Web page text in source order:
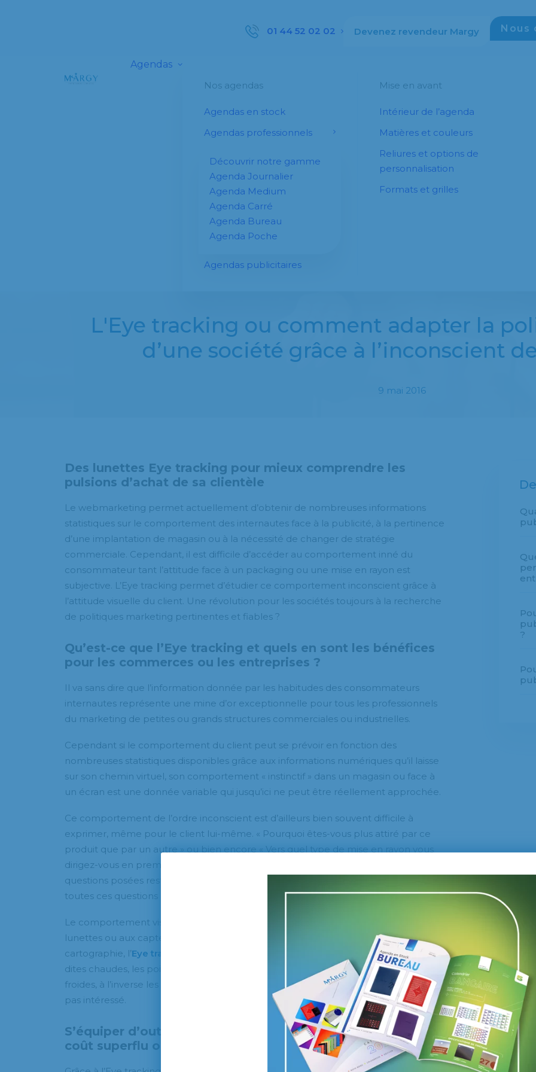
01 44 52 02 02 Devenez revendeur Margy Nous
Agendas
Nos agendas
Agendas en stock
Agendas professionnels
Découvrir notre gamme
Agenda Journalier
Agenda Medium
Agenda Carré
Agenda Bureau
Agenda Poche
Agendas publicitaires
Mise en avant
Intérieur de l’agenda
Matières et couleurs
Reliures et options de
personnalisation
Formats et grilles
L'Eye tracking ou comment adapter la
d’une société grâce à l’inconscient
9 mai 2016
Des lunettes Eye tracking pour mieux comprendre les
pulsions d’achat de sa clientèle
Le webmarketing permet actuellement d’obtenir de nombreuses informations
statistiques sur le comportement des internautes face à la publicité, à la pertinence
d’une implantation de magasin ou à la nécessité de changer de stratégie
commerciale. Cependant, il est difficile d’accéder au comportement inné du
consommateur tant l’attitude face à un packaging ou une mise en rayon est
subjective. L’Eye tracking permet d’étudier ce comportement inconscient grâce à
l’attitude visuelle du client. Une révolution pour les sociétés toujours à la recherche
de politiques marketing pertinentes et fiables ?
Qu’est-ce que l’Eye tracking et quels en sont les bénéfices
pour les commerces ou les entreprises ?
Il va sans dire que l’information donnée par les habitudes des consommateurs
internautes représente une mine d’or exceptionnelle pour tous les professionnels
du marketing de petites ou grands structures commerciales ou industrielles.
Cependant si le comportement du client peut se prévoir en fonction des
nombreuses statistiques disponibles grâce aux informations numériques qu’il laisse
sur son chemin virtuel, son comportement « instinctif » dans un magasin ou face à
un écran est une donnée variable qui jusqu’ici ne peut être réellement approchée.
Ce comportement de l’ordre inconscient est d’ailleurs bien souvent difficile à
exprimer, même pour le client lui-même. « Pourquoi êtes-vous plus attiré par ce
produit que par un autre » ou bien encore « Vers quel type de mise en rayon vous
dirigez-vous en premier lorsque vous entrez dans un commerce ? » sont des
questions posées restées souvent sans réponse précise. Grâce à l
toutes ces questions ont enfin des réponses pertinentes !
Le comportement visuel du client sera analysé méthodiquement grâce aux
lunettes ou aux capteurs posés en lien direct avec son regard. Par une
cartographie, l’Eye tracking
permet de déterminer dans un commerce les zones
dites chaudes, les points ou produits qui ont focalisés le regard, et les zones dites
froides, à l’inverse les rayons ou mises en avant auxquels le consommateur ne s’est
pas intéressé.
S’équiper d’outils innovants et high-tech en marketing : un
coût superflu ou nécessaire pour toutes les entreprises ?
?